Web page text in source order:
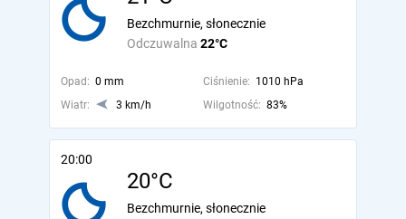
Odczuwalna 22°C
Bezchmurnie, słonecznie
Opad: 0 mm Ciśnienie: 1010 hPa
Wiatr:
3 km/h Wilgotność: 83%
20:00
20°C
Bezchmurnie, słonecznie